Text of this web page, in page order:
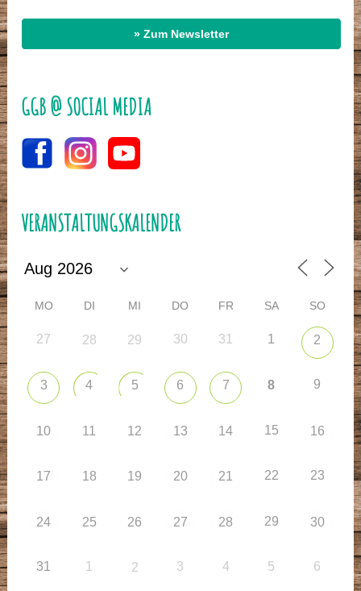
» Zum Newsletter
GGB @ SOCIAL MEDIA
VERANSTALTUNGSKALENDER
MO DI MI DO FR SA SO
27 28 29 30 31 1 2
3 4 5 6 7 8 9
10 11 12 13 14 15 16
17 18 19 20 21 22 23
24 25 26 27 28 29 30
31 1 2 3 4 5 6